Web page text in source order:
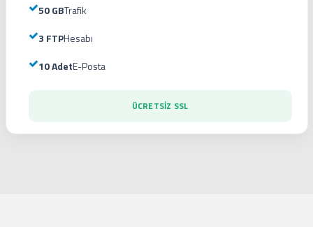
50 GBTrafik
3 FTPHesabı
10 AdetE-Posta
ÜCRETSİZ SSL